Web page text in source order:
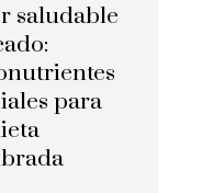
saludable
para